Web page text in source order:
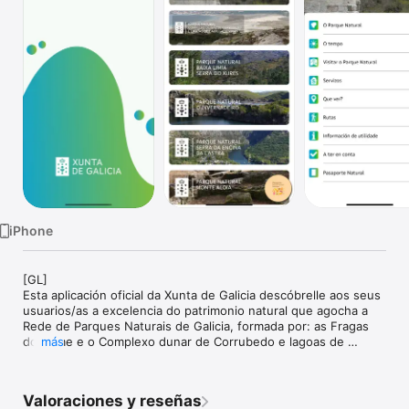
iPhone
[GL]
Esta aplicación oficial da Xunta de Galicia descóbrelle aos seus
usuarios/as a excelencia do patrimonio natural que agocha a
Rede de Parques Naturais de Galicia, formada por: as Fragas
do Eume e o Complexo dunar de Corrubedo e lagoas de
Máis de 50.000 hectáreas de exquisitos ecosistemas onde
más
Valoraciones y reseñas